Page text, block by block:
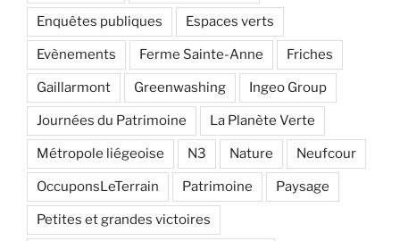
Enquêtes publiques Espaces verts
Evènements Ferme Sainte-Anne Friches
Gaillarmont Greenwashing Ingeo Group
Journées du Patrimoine La Planète Verte
Métropole liégeoise N3 Nature Neufcour
OccuponsLeTerrain Patrimoine Paysage
Petites et grandes victoires